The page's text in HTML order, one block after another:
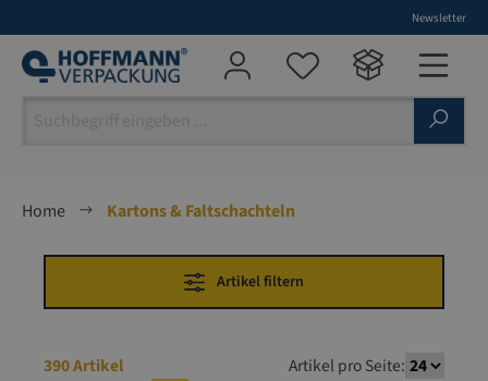
Newsletter
Home Kartons & Faltschachteln
Artikel filtern
390 Artikel Artikel pro Seite: